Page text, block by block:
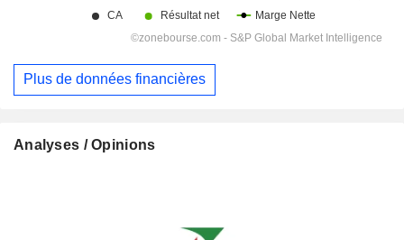
Plus de données financières
Analyses / Opinions